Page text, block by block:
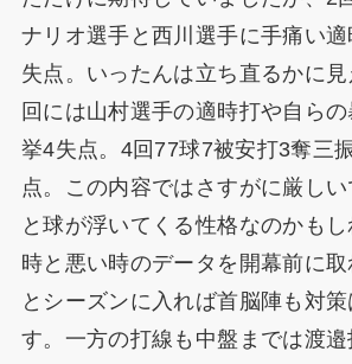
ナリオ選手と西川選手に手痛い
失点。いったんは立ち直るかに
回には山村選手の適時打や自ら
挙4失点。4回77球7被安打3奪三
点。この内容ではさすがに厳し
と球が浮いてくる性格なのかも
時と悪い時のデータを開幕前に
とシーズンに入れば首脳陣も対
す。一方の打線も中盤までは渡